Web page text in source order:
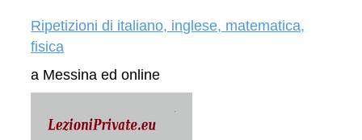
Ripetizioni di italiano, inglese, matematica,
fisica
a Messina ed online